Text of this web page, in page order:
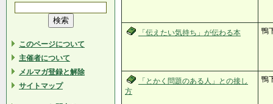
このページについて
主催者について
メルマガ登録と解除
サイトマップ
「伝えたい気持ち」が伝わる本 鴨
「とかく問題のある人」との接し
方
鴨